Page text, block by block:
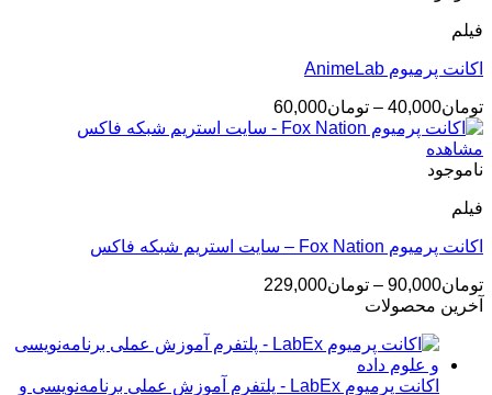
فیلم
اکانت پرمیوم AnimeLab
تومان40,000
– تومان60,000محدوده
قیمت:
مشاهده
ناموجود
فیلم
اکانت پرمیوم Fox Nation – سایت استریم شبکه فاکس
تومان90,000
– تومان229,000
تا
آخرین محصولات
اکانت پرمیوم LabEx - پلتفرم آموزش عملی برنامه‌نویسی و